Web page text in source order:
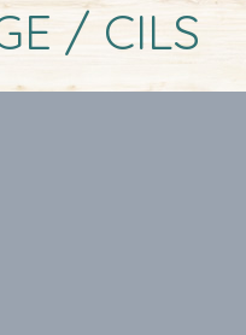
/ CILS